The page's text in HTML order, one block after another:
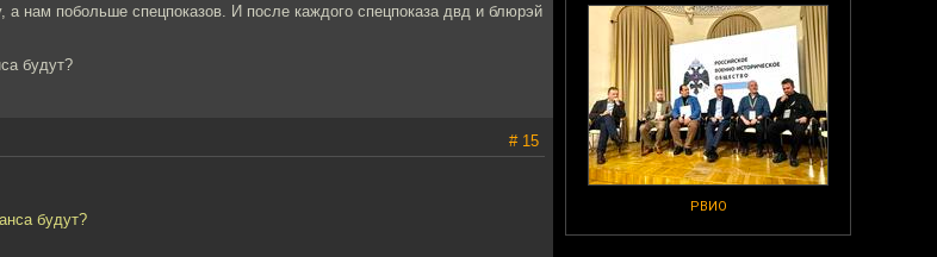
РВИО
а нам побольше спецпоказов. И после каждого спецпоказа двд и блюрэй
будут?
# 15
будут?